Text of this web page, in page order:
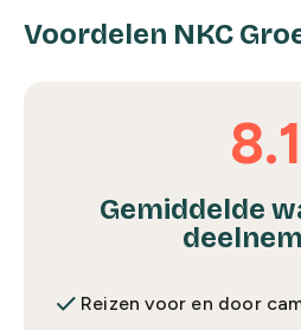
Voordelen NKC
8.1
Gemiddelde
done Reizen voor en door